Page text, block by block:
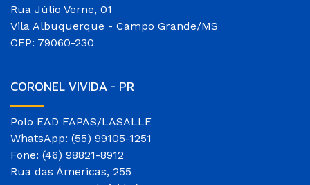
Rua Júlio Verne, 01
Vila Albuquerque - Campo Grande/MS
CEP: 79060-230
CORONEL VIVIDA - PR
Polo EAD FAPAS/LASALLE
WhatsApp: (55) 99105-1251
Fone: (46) 98821-8912
Rua das Ámericas, 255